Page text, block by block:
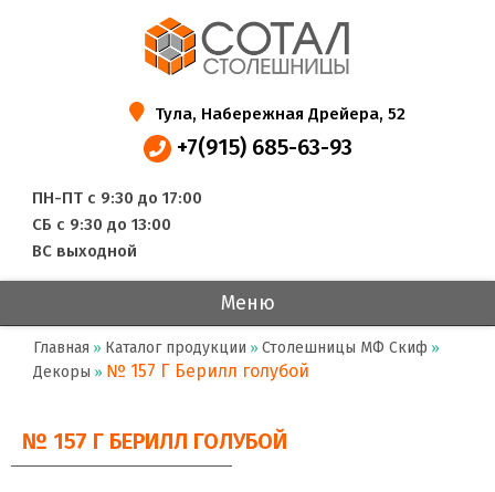
Тула, Набережная Дрейера, 52
+7(915) 685-63-93
ПН-ПТ с 9:30 до 17:00
СБ с 9:30 до 13:00
ВС выходной
Меню
Главная » Каталог продукции » Столешницы МФ Скиф »
Декоры » № 157 Г Берилл голубой
№ 157 Г БЕРИЛЛ ГОЛУБОЙ